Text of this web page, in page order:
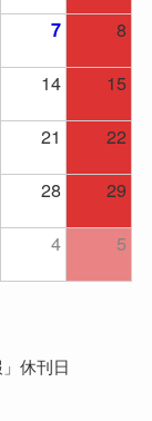
7
8
14
15
21
22
28
29
4 5
休刊日